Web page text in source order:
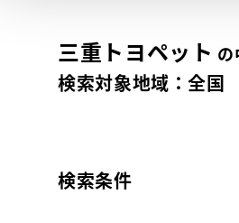
三重トヨペット の
検索対象地域：全国
検索条件